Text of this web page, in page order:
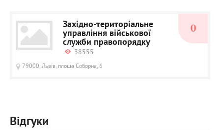
Західно-територіальне
управління військової
служби правопорядку
38555
79000, Львів, площа Соборна, 6
0
Відгуки